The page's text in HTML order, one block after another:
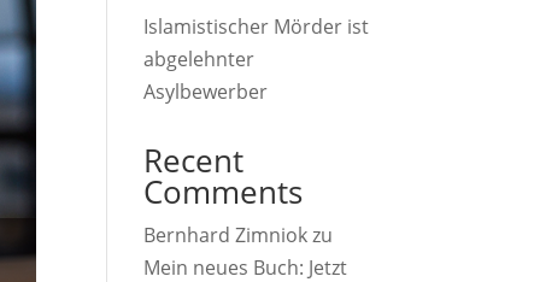
Islamistischer Mörder ist
abgelehnter
Asylbewerber
Recent
Comments
Bernhard Zimniokzu
Mein neues Buch: Jetzt